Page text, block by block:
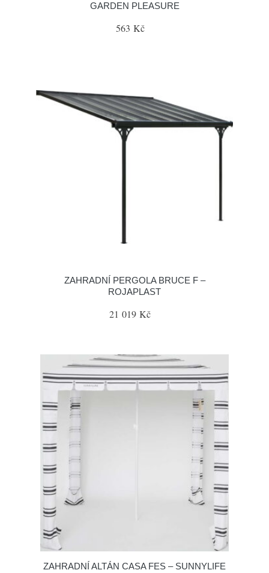
GARDEN PLEASURE
563 Kč
ZAHRADNÍ PERGOLA BRUCE F –
ROJAPLAST
21 019 Kč
ZAHRADNÍ ALTÁN CASA FES – SUNNYLIFE